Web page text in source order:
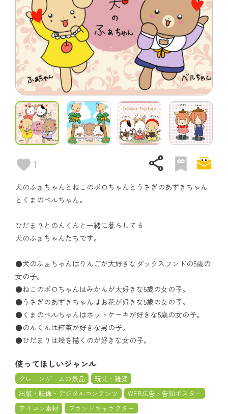
1 share
犬のふぁちゃんとねこのポロちゃんとうさぎのあずきちゃん
とくまのベルちゃん。
ひだまりとのんくんと一緒に暮らしてる
犬のふぁちゃんたちです。
●犬のふぁちゃんはりんごが大好きなダックスフンドの5歳の
女の子。
●ねこのポロちゃんはみかんが大好きな5歳の女の子。
●うさぎのあずきちゃんはお花が好きな5歳の女の子。
●くまのベルちゃんはホットケーキが好きな5歳の女の子。
●のんくんは紅茶が好きな男の子。
●ひだまりは絵を描くのが好きな女の子。
使ってほしいジャンル
クレーンゲームの景品
玩具・雑貨
出版・映像・デジタルコンテンツ
WEB広告・告知ポスター
アイコン素材
ブランドキャラクター